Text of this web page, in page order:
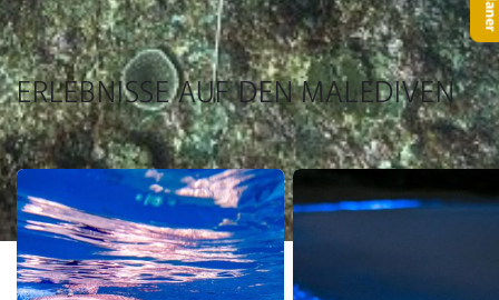
ERLEBNISSE AUF DEN MALEDIVEN